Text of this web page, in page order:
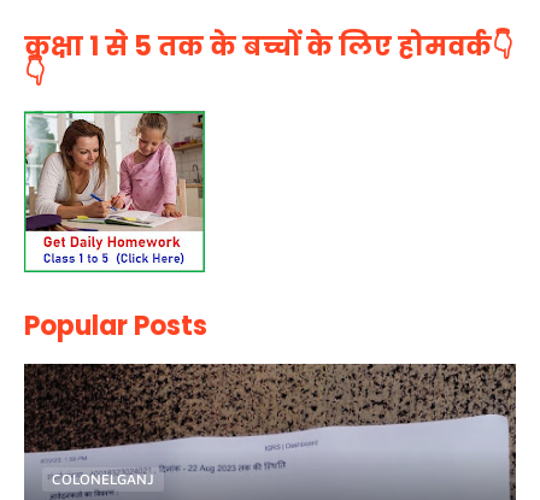
कक्षा 1 से 5 तक के बच्चों के लिए होमवर्क👇
👇
Popular Posts
COLONELGANJ